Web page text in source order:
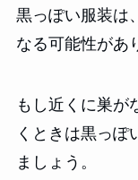
黒っぽい服装は
なる可能性があ
もし近くに巣が
くときは黒っぽ
ましょう。